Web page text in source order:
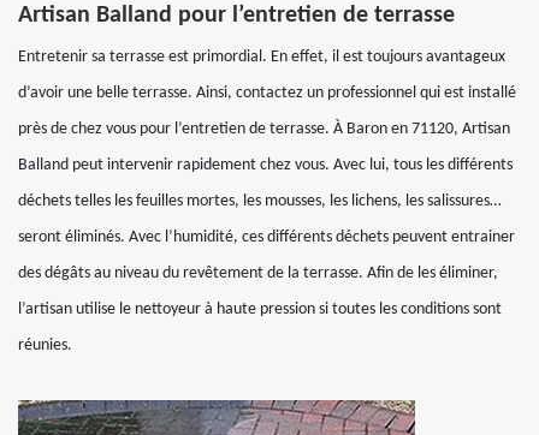
Artisan Balland pour l’entretien de terrasse
Entretenir sa terrasse est primordial. En effet, il est toujours avantageux
d’avoir une belle terrasse. Ainsi, contactez un professionnel qui est installé
près de chez vous pour l’entretien de terrasse. À Baron en 71120, Artisan
Balland peut intervenir rapidement chez vous. Avec lui, tous les différents
déchets telles les feuilles mortes, les mousses, les lichens, les salissures…
seront éliminés. Avec l’humidité, ces différents déchets peuvent entrainer
des dégâts au niveau du revêtement de la terrasse. Afin de les éliminer,
l’artisan utilise le nettoyeur à haute pression si toutes les conditions sont
réunies.